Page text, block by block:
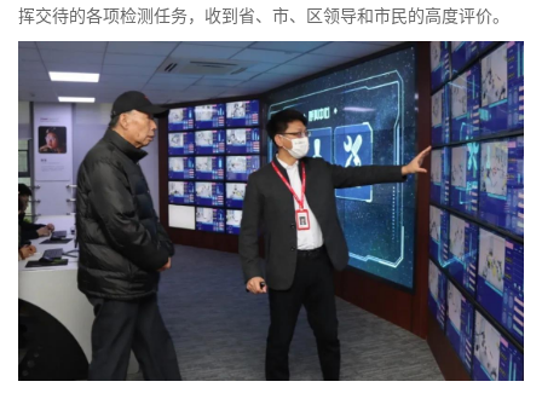
挥交待的各项检测任务，收到省、市、区领导和市民的高度评价。